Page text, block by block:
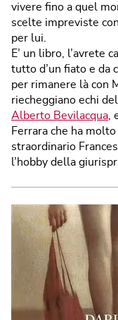
vivere fino a quel
scelte impreviste
per lui.
E’ un libro, l’avrete
tutto d’un fiato e da
per rimanere là con
riecheggiano echi
Alberto Bevilacqua
Ferrara che ha
straordinario
l’hobby della